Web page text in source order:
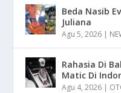
Beda Nasib
Juliana
Agu 5, 2026 |
Rahasia Di
Matic Di
Agu 4, 2026 |